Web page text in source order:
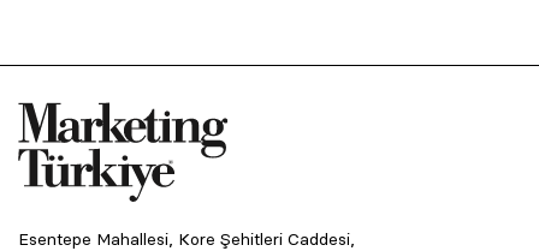
Esentepe Mahallesi, Kore Şehitleri Caddesi,